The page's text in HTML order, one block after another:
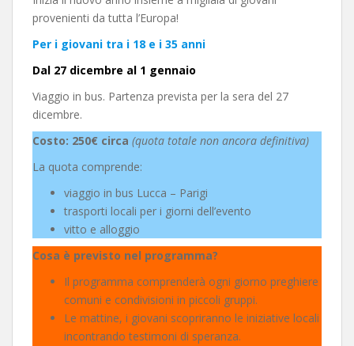
provenienti da tutta l’Europa!
Per i giovani tra i 18 e i 35 anni
Dal 27 dicembre al 1 gennaio
Viaggio in bus. Partenza prevista per la sera del 27
dicembre.
Costo: 250€ circa (quota totale non ancora definitiva)
La quota comprende:
viaggio in bus Lucca – Parigi
trasporti locali per i giorni dell’evento
vitto e alloggio
Cosa è previsto nel programma?
Il programma comprenderà ogni giorno preghiere
comuni e condivisioni in piccoli gruppi.
Le mattine, i giovani scopriranno le iniziative locali
incontrando testimoni di speranza.